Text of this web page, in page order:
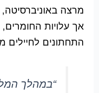
מרצה
אך עלויות
התחתונים לחיילים
“במהלך